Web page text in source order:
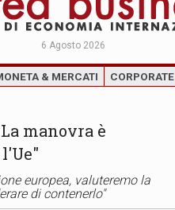
6 Agosto 2026
& MERCATI CORPORATE
manovra è
europea, valuteremo la
di contenerlo"